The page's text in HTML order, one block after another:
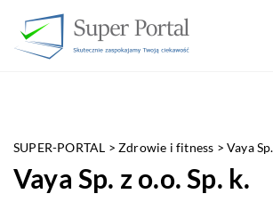
SUPER-PORTAL >Zdrowie i fitness >Vaya
Vaya Sp. z o.o. Sp. k.